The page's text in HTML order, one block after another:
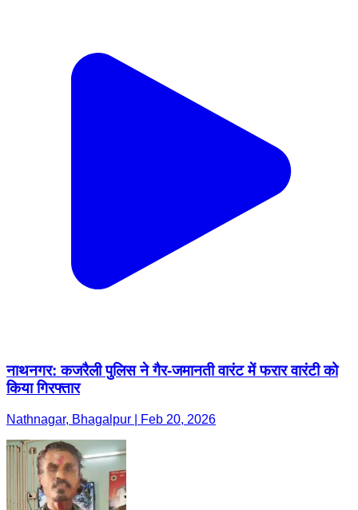
नाथनगर: कजरैली पुलिस ने गैर-जमानती वारंट में फरार वारंटी को
किया गिरफ्तार
Nathnagar, Bhagalpur | Feb 20, 2026